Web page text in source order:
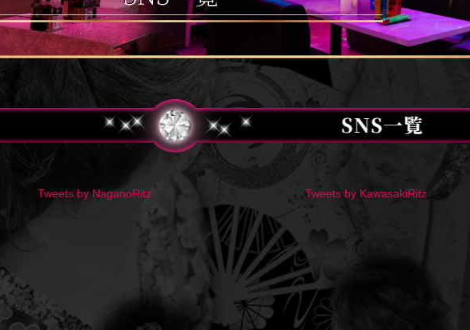
Tweets by NaganoRitz Tweets by KawasakiRitz